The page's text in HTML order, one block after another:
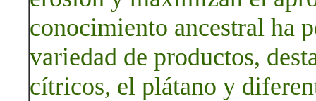
conocimiento ancestral ha
variedad de productos,
cítricos, el plátano y